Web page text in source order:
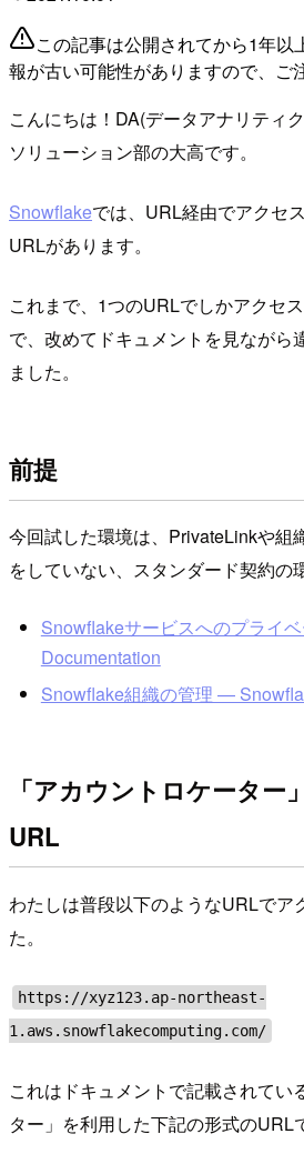
この記事は公開されてから1年以
報が古い可能性がありますので、ご
こんにちは！DA(データアナリティ
ソリューション部の大高です。
Snowflakeでは、URL経由でアクセ
URLがあります。
これまで、1つのURLでしかアクセ
で、改めてドキュメントを見ながら
ました。
前提
今回試した環境は、PrivateLinkや組
をしていない、スタンダード契約の
Snowflakeサービスへのプライ
Documentation
Snowflake組織の管理 —
「アカウントロケーター
URL
わたしは普段以下のようなURLでア
た。
https://xyz123.ap-northeast-
1.aws.snowflakecomputing.com/
これはドキュメントで記載されてい
ター」を利用した下記の形式のURL